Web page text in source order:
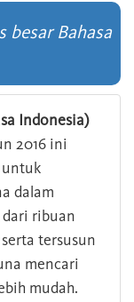
besar Bahasa
Indonesia)
2016 ini
untuk
dalam
ribuan
tersusun
mencari
mudah.